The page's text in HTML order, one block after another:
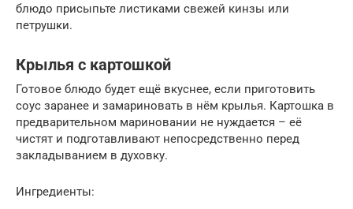
блюдо присыпьте листиками свежей кинзы или
петрушки.
Крылья с картошкой
Готовое блюдо будет ещё вкуснее, если приготовить
соус заранее и замариновать в нём крылья. Картошка в
предварительном мариновании не нуждается – её
чистят и подготавливают непосредственно перед
закладыванием в духовку.
Ингредиенты: